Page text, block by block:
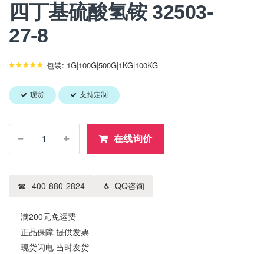
四丁基硫酸氢铵 32503-
27-8
包装: 1G|100G|500G|1KG|100KG
现货 支持定制
在线询价
QQ咨询
400-880-2824
满200元免运费
正品保障 提供发票
现货闪电 当时发货